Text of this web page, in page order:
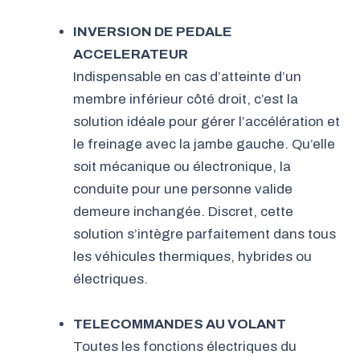
INVERSION DE PEDALE
ACCELERATEUR
Indispensable en cas d’atteinte d’un
membre inférieur côté droit, c’est la
solution idéale pour gérer l’accélération et
le freinage avec la jambe gauche. Qu’elle
soit mécanique ou électronique, la
conduite pour une personne valide
demeure inchangée. Discret, cette
solution s’intègre parfaitement dans tous
les véhicules thermiques, hybrides ou
électriques.
TELECOMMANDES AU VOLANT
Toutes les fonctions électriques du